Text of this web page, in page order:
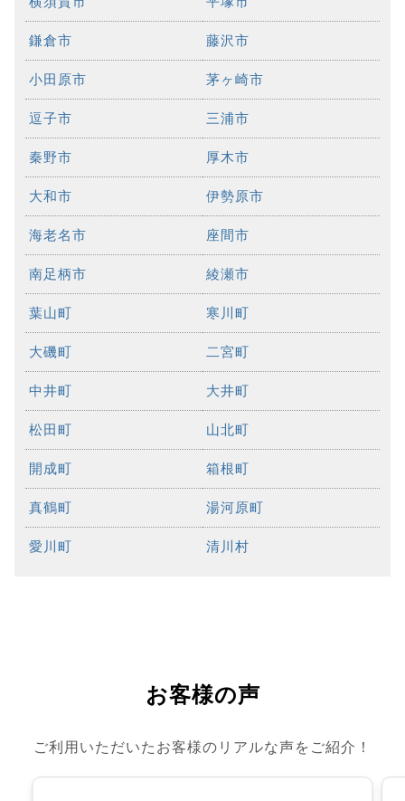
鎌倉市 藤沢市
小田原市 茅ヶ崎市
逗子市 三浦市
秦野市 厚木市
大和市 伊勢原市
海老名市 座間市
南足柄市 綾瀬市
葉山町 寒川町
大磯町 二宮町
中井町 大井町
松田町 山北町
開成町 箱根町
真鶴町 湯河原町
愛川町 清川村
お客様の声
ご利用いただいたお客様のリアルな声をご紹介！